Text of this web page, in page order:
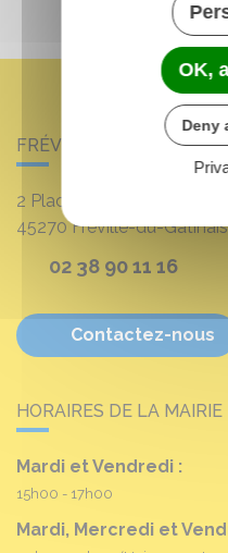
FRÉVILLE-DU-GÂTINAIS
2 Place Louis Croum
45270Fréville-du-Gâtinais
02 38 90 11 16
Contactez-nous
HORAIRES DE LA MAIRIE
Mardi et Vendredi :
15h00 - 17h00
Mardi, Mercredi et
OK,
Deny